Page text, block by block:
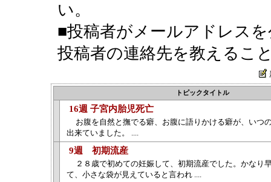
い。
■投稿者がメールアドレス
投稿者の連絡先を教えるこ
トピックタイトル
16週 子宮内胎児死亡
お腹を自然と撫でる癖、お腹に語りかける癖が、いつ
出来ていました。 ....
9週 初期流産
２８歳で初めての妊娠して、初期流産でした。かなり
て、小さな袋が見えていると言われ ....